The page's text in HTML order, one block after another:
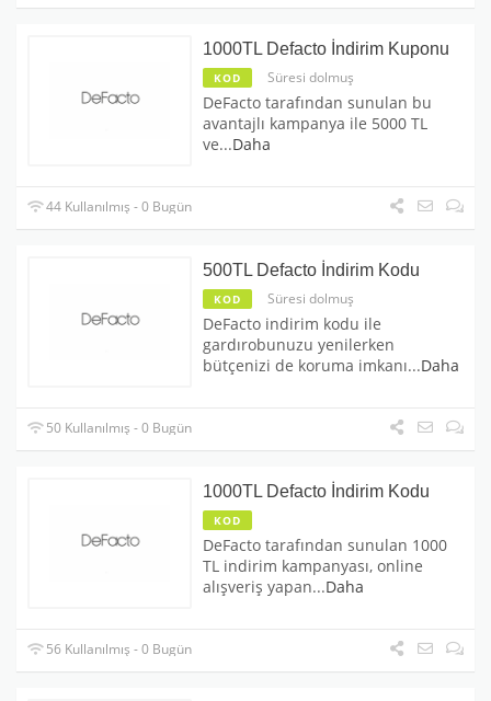
1000TL Defacto İndirim Kuponu
KOD Süresi dolmuş
DeFacto tarafından sunulan bu
avantajlı kampanya ile 5000 TL
ve...Daha
44 Kullanılmış - 0 Bugün
500TL Defacto İndirim Kodu
KOD Süresi dolmuş
DeFacto indirim kodu ile
gardırobunuzu yenilerken
bütçenizi de koruma imkanı...Daha
50 Kullanılmış - 0 Bugün
1000TL Defacto İndirim Kodu
KOD
DeFacto tarafından sunulan 1000
TL indirim kampanyası, online
alışveriş yapan...Daha
56 Kullanılmış - 0 Bugün